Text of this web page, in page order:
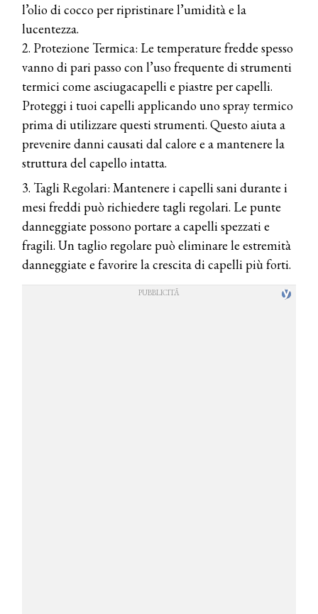
l’olio di cocco per ripristinare l’umidità e la
lucentezza.
2. Protezione Termica: Le temperature fredde spesso
vanno di pari passo con l’uso frequente di strumenti
termici come asciugacapelli e piastre per capelli.
Proteggi i tuoi capelli applicando uno spray termico
prima di utilizzare questi strumenti. Questo aiuta a
prevenire danni causati dal calore e a mantenere la
struttura del capello intatta.
3. Tagli Regolari: Mantenere i capelli sani durante i
mesi freddi può richiedere tagli regolari. Le punte
danneggiate possono portare a capelli spezzati e
fragili. Un taglio regolare può eliminare le estremità
danneggiate e favorire la crescita di capelli più forti.